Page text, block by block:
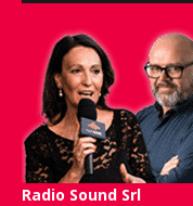
Radio Sound Srl